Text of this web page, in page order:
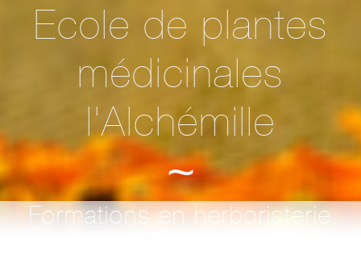
Ecole de plantes
médicinales
l'Alchémille
~
Formations en herboristerie